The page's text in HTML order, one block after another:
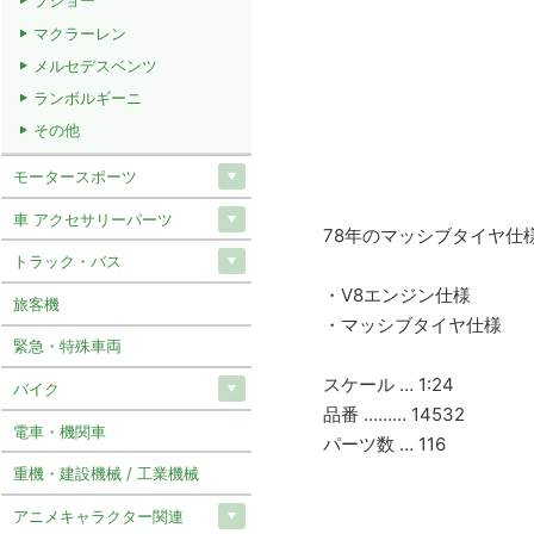
78年のマッシブタイヤ仕
・V8エンジン仕様
・マッシブタイヤ仕様
スケール … 1:24
品番 ……… 14532
パーツ数 … 116
マクラーレン
メルセデスベンツ
ランボルギーニ
その他
モータースポーツ
車 アクセサリーパーツ
トラック・バス
旅客機
緊急・特殊車両
バイク
電車・機関車
重機・建設機械 / 工業機械
アニメキャラクター関連